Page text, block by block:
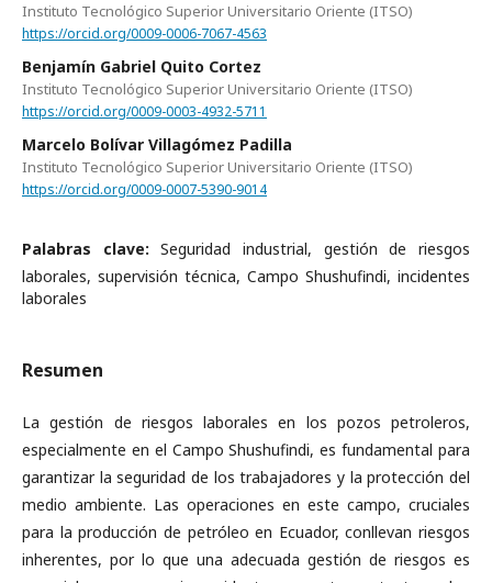
Instituto Tecnológico Superior Universitario Oriente (ITSO)
https://orcid.org/0009-0006-7067-4563
Benjamín Gabriel Quito Cortez
Instituto Tecnológico Superior Universitario Oriente (ITSO)
https://orcid.org/0009-0003-4932-5711
Marcelo Bolívar Villagómez Padilla
Instituto Tecnológico Superior Universitario Oriente (ITSO)
https://orcid.org/0009-0007-5390-9014
Palabras clave:Seguridad industrial, gestión de riesgos
laborales, supervisión técnica, Campo Shushufindi, incidentes
laborales
Resumen
La gestión de riesgos laborales en los pozos petroleros,
especialmente en el Campo Shushufindi, es fundamental para
garantizar la seguridad de los trabajadores y la protección del
medio ambiente. Las operaciones en este campo, cruciales
para la producción de petróleo en Ecuador, conllevan riesgos
inherentes, por lo que una adecuada gestión de riesgos es